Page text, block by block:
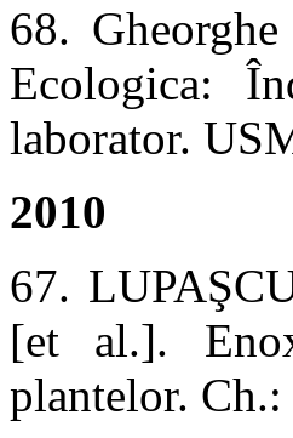
68.
Ecologica:
laborator.
2010
67.
[et al.].
plantelor.